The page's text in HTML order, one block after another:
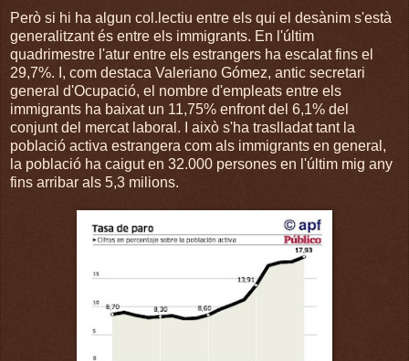
Però si hi ha algun col.lectiu entre els qui el desànim s'està
generalitzant és entre els immigrants. En l'últim
quadrimestre l'atur entre els estrangers ha escalat fins el
29,7%. I, com destaca Valeriano Gómez, antic secretari
general d'Ocupació, el nombre d'empleats entre els
immigrants ha baixat un 11,75% enfront del 6,1% del
conjunt del mercat laboral. I això s'ha traslladat tant la
població activa estrangera com als immigrants en general,
la població ha caigut en 32.000 persones en l'últim mig any
fins arribar als 5,3 milions.